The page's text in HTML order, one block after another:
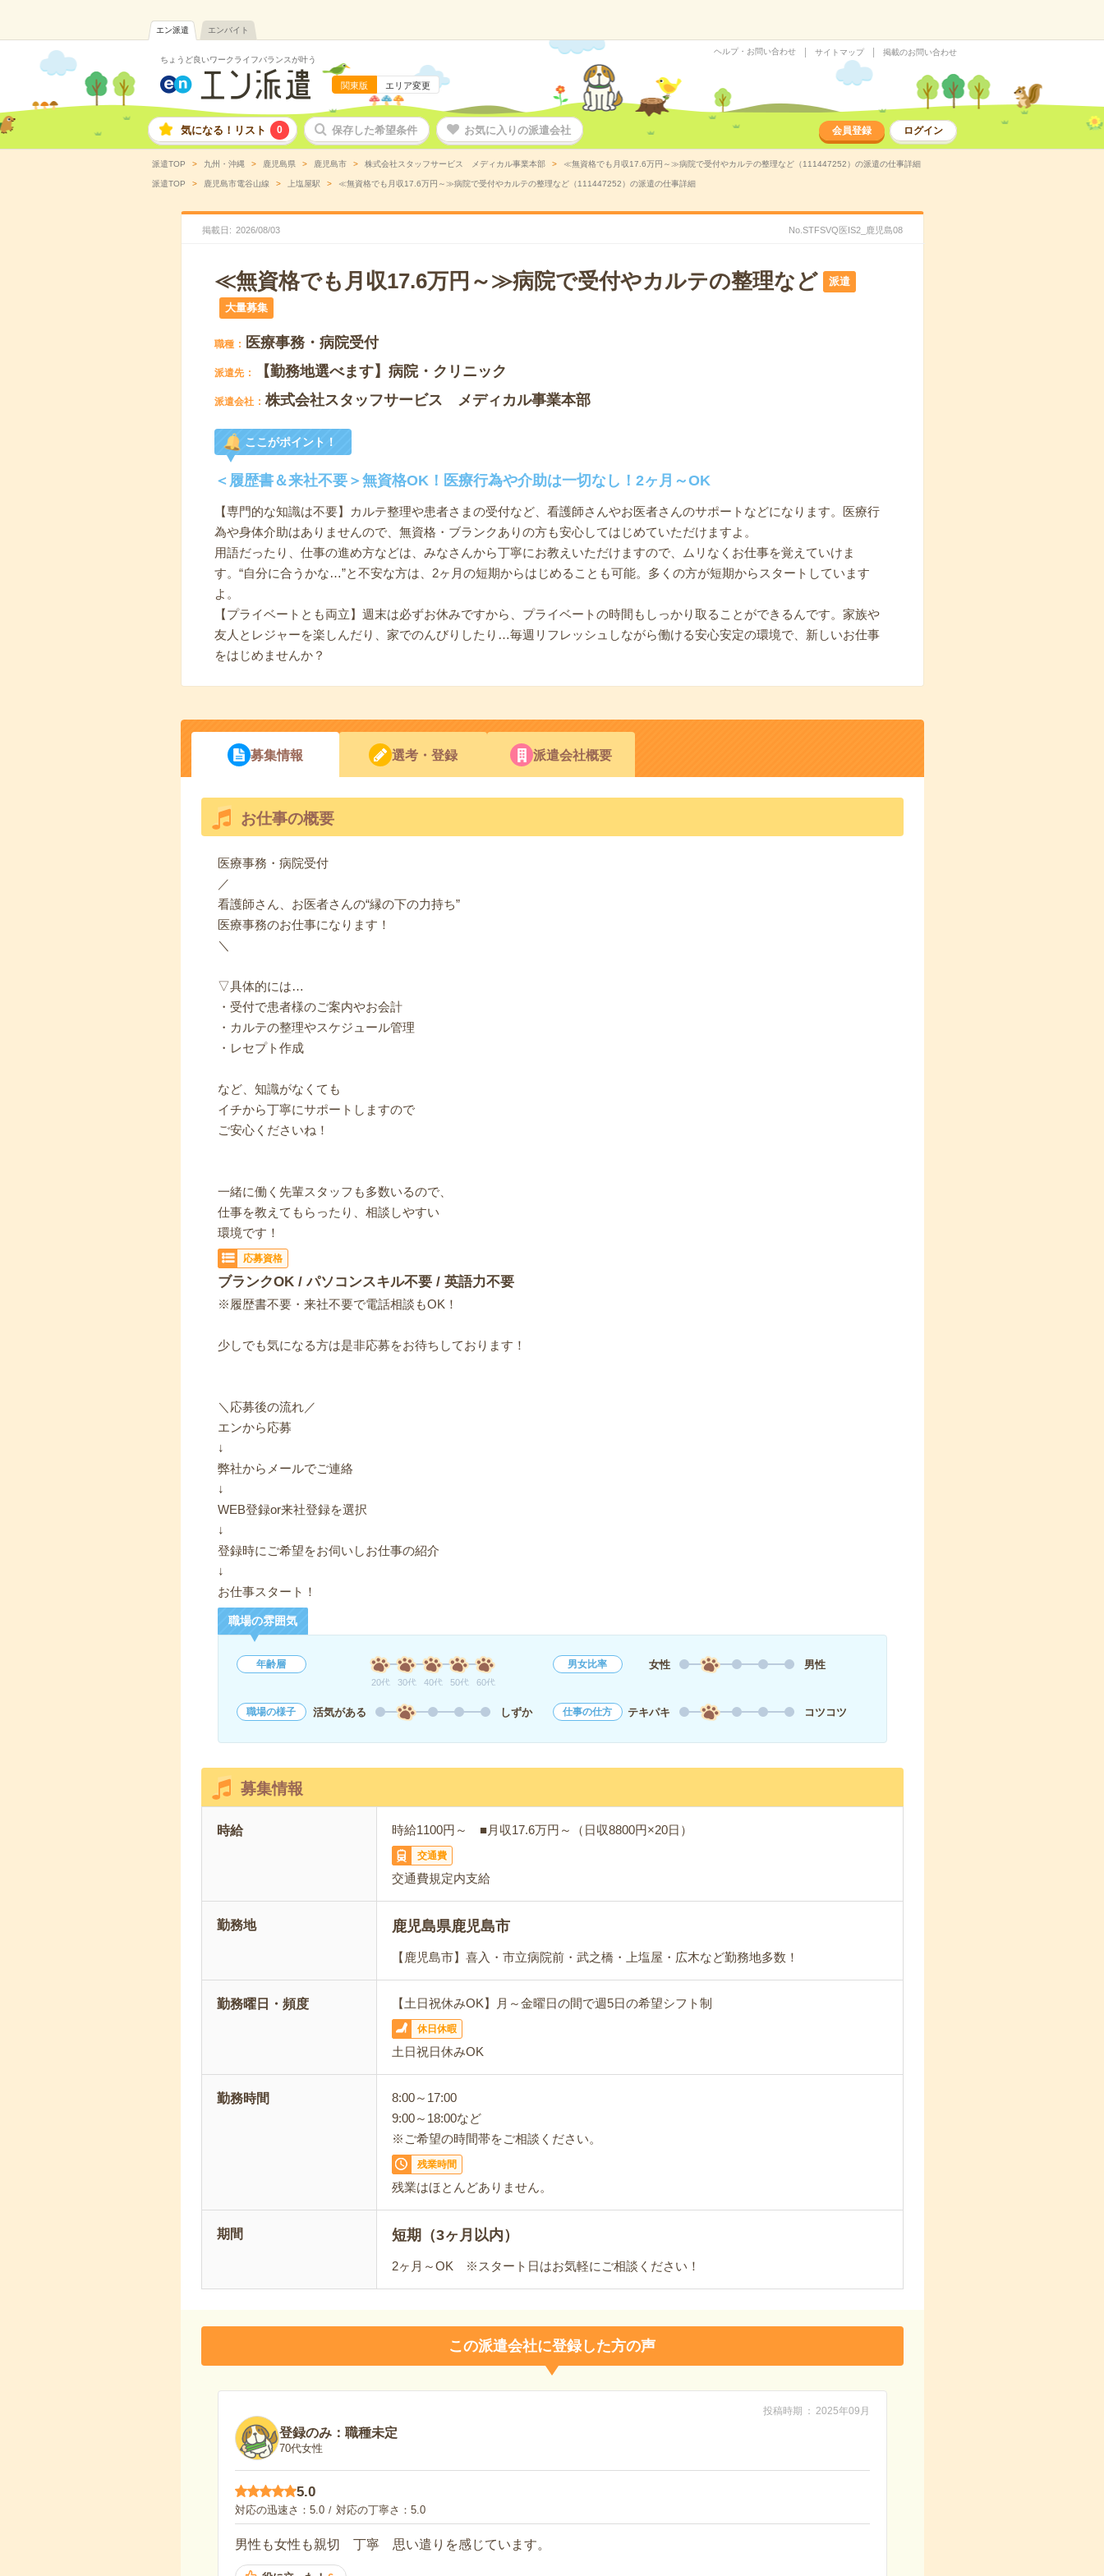
エン派遣 エンバイト
ちょうど良いワークライフバランスが叶う
関東版 エリア変更
ヘルプ・お問い合わせ サイトマップ 掲載のお問い合わせ
気になる！リスト 0 保存した希望条件 お気に入りの派遣会社 会員登録 ログイン
派遣TOP 九州・沖縄 鹿児島県 鹿児島市 株式会社スタッフサービス メディカル事業本部 ≪無資格でも月収17.6万円～≫病院で受付やカルテの整理など（111447252）の派遣の仕事詳細
派遣TOP 鹿児島市電谷山線 上塩屋駅 ≪無資格でも月収17.6万円～≫病院で受付やカルテの整理など（111447252）の派遣の仕事詳細
掲載日 2026/08/03 No.STFSVQ医IS2_鹿児島08
≪無資格でも月収17.6万円～≫病院で受付やカルテの整理など 派遣
大量募集
職種 医療事務・病院受付
派遣先 【勤務地選べます】病院・クリニック
派遣会社 株式会社スタッフサービス メディカル事業本部
ここがポイント！
＜履歴書＆来社不要＞無資格OK！医療行為や介助は一切なし！2ヶ月～OK
【専門的な知識は不要】カルテ整理や患者さまの受付など、看護師さんやお医者さんのサポートなどになります。医療行
為や身体介助はありませんので、無資格・ブランクありの方も安心してはじめていただけますよ。
用語だったり、仕事の進め方などは、みなさんから丁寧にお教えいただけますので、ムリなくお仕事を覚えていけま
す。“自分に合うかな…”と不安な方は、2ヶ月の短期からはじめることも可能。多くの方が短期からスタートしています
よ。
【プライベートとも両立】週末は必ずお休みですから、プライベートの時間もしっかり取ることができるんです。家族や
友人とレジャーを楽しんだり、家でのんびりしたり…毎週リフレッシュしながら働ける安心安定の環境で、新しいお仕事
をはじめませんか？
募集情報 選考・登録 派遣会社概要
お仕事の概要
医療事務・病院受付
／
看護師さん、お医者さんの“縁の下の力持ち”
医療事務のお仕事になります！
＼
▽具体的には…
・受付で患者様のご案内やお会計
・カルテの整理やスケジュール管理
・レセプト作成
など、知識がなくても
イチから丁寧にサポートしますので
ご安心くださいね！
一緒に働く先輩スタッフも多数いるので、
仕事を教えてもらったり、相談しやすい
環境です！
応募資格
ブランクOK / パソコンスキル不要 / 英語力不要
※履歴書不要・来社不要で電話相談もOK！
少しでも気になる方は是非応募をお待ちしております！
＼応募後の流れ／
エンから応募
↓
弊社からメールでご連絡
↓
WEB登録or来社登録を選択
↓
登録時にご希望をお伺いしお仕事の紹介
↓
お仕事スタート！
職場の雰囲気
年齢層
20代 30代 40代 50代 60代
男女比率 女性 男性
職場の様子 活気がある しずか 仕事の仕方 テキパキ コツコツ
募集情報
時給 時給1100円～ ■月収17.6万円～（日収8800円×20日）
交通費
交通費規定内支給
勤務地 鹿児島県鹿児島市
【鹿児島市】喜入・市立病院前・武之橋・上塩屋・広木など勤務地多数！
勤務曜日・頻度 【土日祝休みOK】月～金曜日の間で週5日の希望シフト制
休日休暇
土日祝日休みOK
勤務時間
8:00～17:00
9:00～18:00など
※ご希望の時間帯をご相談ください。
残業時間
残業はほとんどありません。
期間 短期（3ヶ月以内）
2ヶ月～OK ※スタート日はお気軽にご相談ください！
この派遣会社に登録した方の声
投稿時期 2025年09月
登録のみ：職種未定
70代女性
5.0
対応の迅速さ 5.0 対応の丁寧さ 5.0
男性も女性も親切 丁寧 思い遣りを感じています。